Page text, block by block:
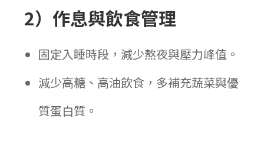
2）作息與飲食管理
固定入睡時段，減少熬夜與壓力峰值。
減少高糖、高油飲食，多補充蔬菜與優
質蛋白質。